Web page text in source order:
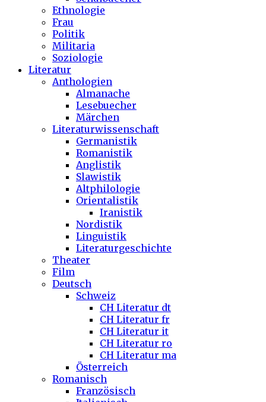
Ethnologie
Frau
Politik
Militaria
Soziologie
Literatur
Anthologien
Almanache
Lesebuecher
Märchen
Literaturwissenschaft
Germanistik
Romanistik
Anglistik
Slawistik
Altphilologie
Orientalistik
Iranistik
Nordistik
Linguistik
Literaturgeschichte
Theater
Film
Deutsch
Schweiz
CH Literatur dt
CH Literatur fr
CH Literatur it
CH Literatur ro
CH Literatur ma
Österreich
Romanisch
Französisch